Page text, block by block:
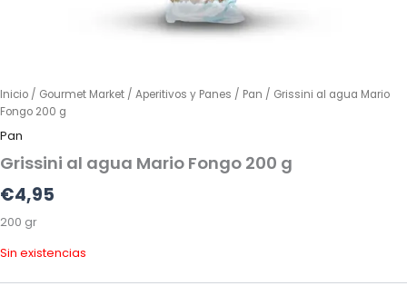
Inicio / Gourmet Market / Aperitivos y Panes / Pan / Grissini al agua Mario
Fongo 200 g
Pan
Grissini al agua Mario Fongo 200 g
€4,95
200 gr
Sin existencias